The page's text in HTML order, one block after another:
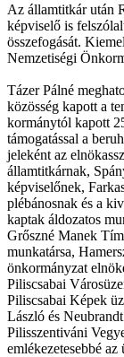
Az államtitkár után
képviselő is
összefogását.
Nemzetiségi
Tázer Pálné
közösség kapott a
kormánytól kapott
támogatással a
jeleként az
államtitkárnak,
képviselőnek,
plébánosnak és a
kaptak áldozatos
Grőszné Manek
munkatársa,
önkormányzat
Piliscsabai
Piliscsabai Képek
László és
Pilisszentiváni
emlékezetesebbé az